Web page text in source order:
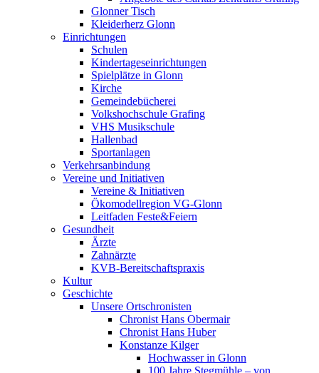
Glonner Tisch
Kleiderherz Glonn
Einrichtungen
Schulen
Kindertageseinrichtungen
Spielplätze in Glonn
Kirche
Gemeindebücherei
Volkshochschule Grafing
VHS Musikschule
Hallenbad
Sportanlagen
Verkehrsanbindung
Vereine und Initiativen
Vereine & Initiativen
Ökomodellregion VG-Glonn
Leitfaden Feste&Feiern
Gesundheit
Ärzte
Zahnärzte
KVB-Bereitschaftspraxis
Kultur
Geschichte
Unsere Ortschronisten
Chronist Hans Obermair
Chronist Hans Huber
Konstanze Kilger
Hochwasser in Glonn
100 Jahre Stegmühle – von